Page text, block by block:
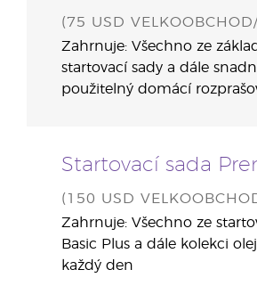
(75 USD
Zahrnuje: Všechno ze
startovací sady a dále
použitelný domácí
Startovací sada
(150 USD
Zahrnuje: Všechno ze
Basic Plus a dále kolekci
každý den